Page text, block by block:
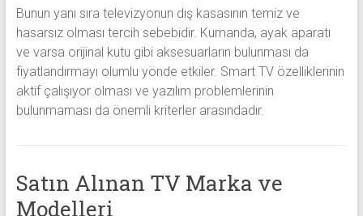
Bunun yanı sıra televizyonun dış kasasının temiz ve
hasarsız olması tercih sebebidir. Kumanda, ayak aparatı
ve varsa orijinal kutu gibi aksesuarların bulunması da
fiyatlandırmayı olumlu yönde etkiler. Smart TV özelliklerinin
aktif çalışıyor olması ve yazılım problemlerinin
bulunmaması da önemli kriterler arasındadır.
Satın Alınan TV Marka ve
Modelleri